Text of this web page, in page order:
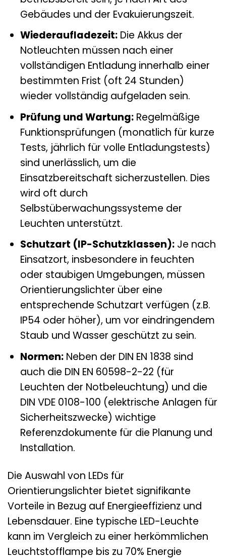
Gebäudes und der Evakuierungszeit.
Wiederaufladezeit:Die Akkus der
Notleuchten müssen nach einer
vollständigen Entladung innerhalb einer
bestimmten Frist (oft 24 Stunden)
wieder vollständig aufgeladen sein.
Prüfung und Wartung:Regelmäßige
Funktionsprüfungen (monatlich für kurze
Tests, jährlich für volle Entladungstests)
sind unerlässlich, um die
Einsatzbereitschaft sicherzustellen. Dies
wird oft durch
Selbstüberwachungssysteme der
Leuchten unterstützt.
Schutzart (IP-Schutzklassen):Je nach
Einsatzort, insbesondere in feuchten
oder staubigen Umgebungen, müssen
Orientierungslichter über eine
entsprechende Schutzart verfügen (z.B.
IP54 oder höher), um vor eindringendem
Staub und Wasser geschützt zu sein.
Normen:Neben der DIN EN 1838 sind
auch die DIN EN 60598-2-22 (für
Leuchten der Notbeleuchtung) und die
DIN VDE 0108-100 (elektrische Anlagen für
Sicherheitszwecke) wichtige
Referenzdokumente für die Planung und
Installation.
Die Auswahl von LEDs für
Orientierungslichter bietet signifikante
Vorteile in Bezug auf Energieeffizienz und
Lebensdauer. Eine typische LED-Leuchte
kann im Vergleich zu einer herkömmlichen
Leuchtstofflampe bis zu 70% Energie